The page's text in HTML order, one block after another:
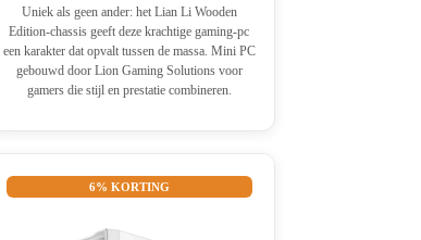
€2,799.00.
€2,449.00.
Uniek als geen ander: het Lian Li Wooden
Edition-chassis geeft deze krachtige gaming-pc
een karakter dat opvalt tussen de massa. Mini PC
gebouwd door Lion Gaming Solutions voor
gamers die stijl en prestatie combineren.
6% KORTING